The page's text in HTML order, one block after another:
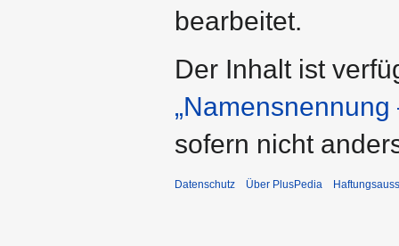
bearbeitet.
Der Inhalt ist
sofern nicht
Datenschutz Über PlusPedia